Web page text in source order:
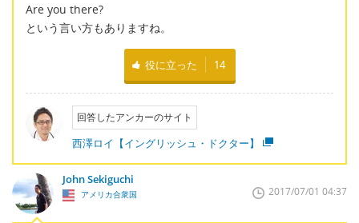
Are you there?
という言い方もありますね。
役に立った 14
回答したアンカーのサイト
西澤ロイ【イングリッシュ・ドクター】
John Sekiguchi
アメリカ合衆国 2017/07/01 04:37